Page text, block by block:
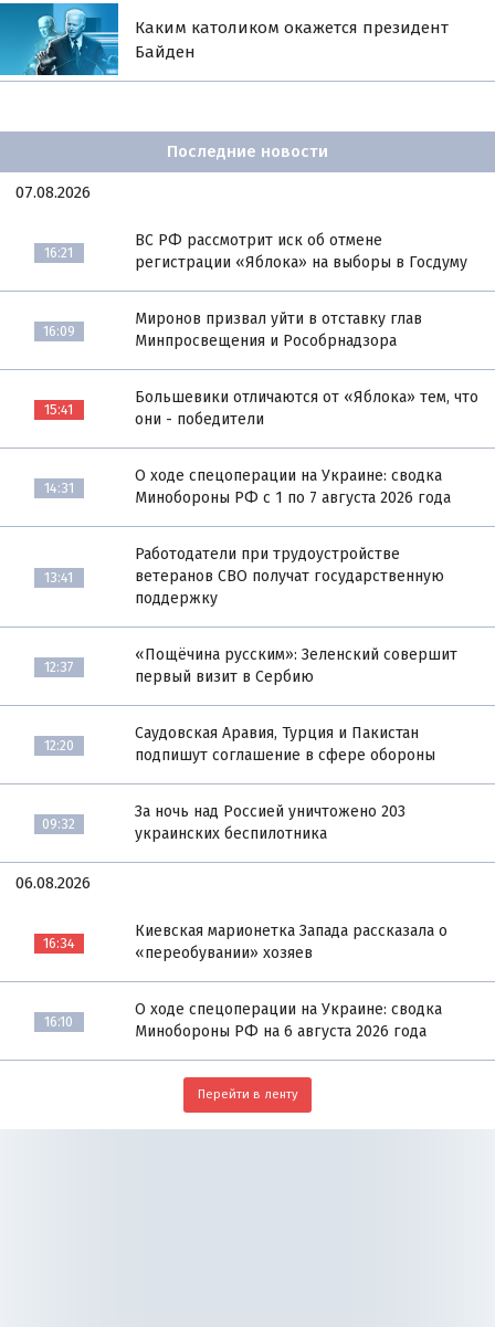
Каким католиком окажется президент
Байден
Последние новости
07.08.2026
16:21
ВС РФ рассмотрит иск об отмене
регистрации «Яблока» на выборы в Госдуму
16:09
Миронов призвал уйти в отставку глав
Минпросвещения и Рособрнадзора
15:41
Большевики отличаются от «Яблока» тем, что
они - победители
14:31
О ходе спецоперации на Украине: сводка
Минобороны РФ с 1 по 7 августа 2026 года
13:41
Работодатели при трудоустройстве
ветеранов СВО получат государственную
поддержку
12:37
«Пощёчина русским»: Зеленский совершит
первый визит в Сербию
12:20
Саудовская Аравия, Турция и Пакистан
подпишут соглашение в сфере обороны
09:32
За ночь над Россией уничтожено 203
украинских беспилотника
06.08.2026
16:34
Киевская марионетка Запада рассказала о
«переобувании» хозяев
16:10
О ходе спецоперации на Украине: сводка
Минобороны РФ на 6 августа 2026 года
Перейти в ленту